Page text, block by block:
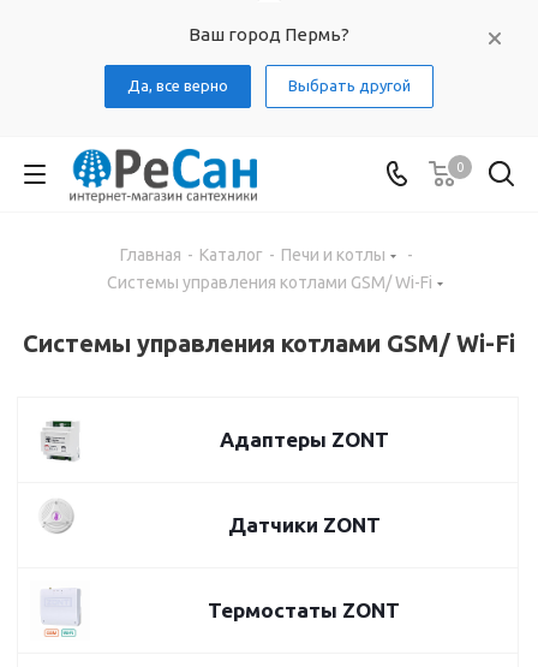
Ваш город Пермь?
Да, все верно Выбрать другой
0
Главная - Каталог - Печи и котлы
-
Системы управления котлами GSM/ Wi-Fi
Системы управления котлами GSM/ Wi-Fi
Адаптеры ZONT
Датчики ZONT
Термостаты ZONT